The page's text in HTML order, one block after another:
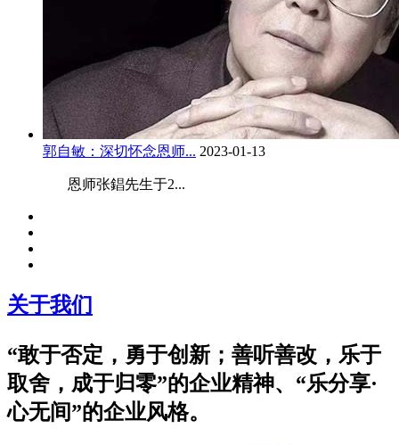
郭自敏：深切怀念恩师... 2023-01-13
恩师张錩先生于2...
关于我们
“敢于否定，勇于创新；善听善改，乐于
取舍，成于归零”的企业精神、“乐分享·
心无间”的企业风格。